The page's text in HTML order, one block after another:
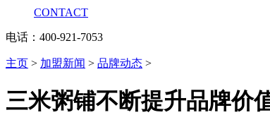
CONTACT
电话：400-921-7053
主页 > 加盟新闻 > 品牌动态 >
三米粥铺不断提升品牌价